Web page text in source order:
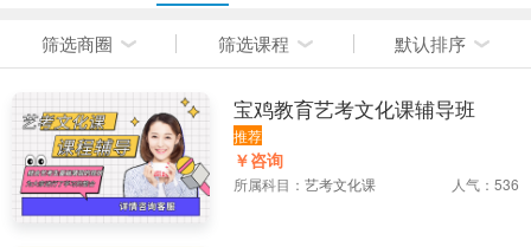
筛选商圈 筛选课程 默认排序
宝鸡教育艺考文化课辅导班
推荐
￥咨询
所属科目： 艺考文化课 人气：536